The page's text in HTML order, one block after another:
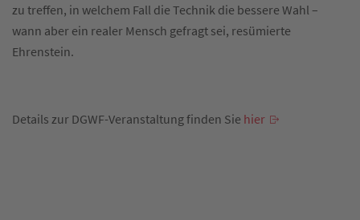
zu treffen, in welchem Fall die Technik die bessere Wahl –
wann aber ein realer Mensch gefragt sei, resümierte
Ehrenstein.
Details zur DGWF-Veranstaltung finden Sie hier